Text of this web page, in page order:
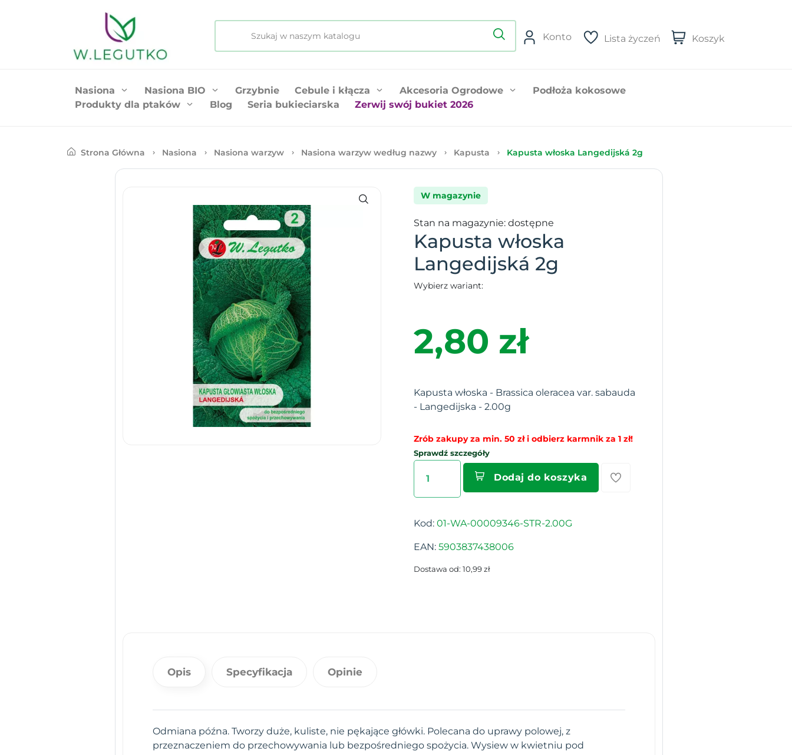
Konto Lista życzeń Koszyk
Nasiona Nasiona BIO Grzybnie Cebule i kłącza Akcesoria Ogrodowe
Podłoża kokosowe
Produkty dla ptaków
Blog Seria bukieciarska Zerwij swój bukiet 2026
Strona Główna Nasiona Nasiona warzyw Nasiona warzyw według nazwy Kapusta Kapusta włoska Langedijská 2g
W magazynie
Stan na magazynie: dostępne
Kapusta włoska
Langedijská 2g
Wybierz wariant:
2,80 zł
Kapusta włoska - Brassica oleracea var. sabauda
- Langedijska - 2.00g
Zrób zakupy za min. 50 zł i odbierz karmnik za 1 zł!
Sprawdź szczegóły
Dodaj do koszyka
Kod: 01-WA-00009346-STR-2.00G
EAN: 5903837438006
Dostawa od: 10,99 zł
Opis Specyfikacja Opinie
Odmiana późna. Tworzy duże, kuliste, nie pękające główki. Polecana do uprawy polowej, z
przeznaczeniem do przechowywania lub bezpośredniego spożycia. Wysiew w kwietniu pod